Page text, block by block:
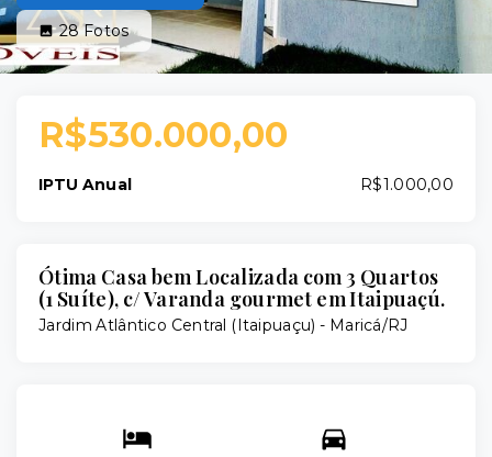
28Fotos
R$530.000,00
IPTU Anual R$1.000,00
Ótima Casa bem Localizada com 3 Quartos
(1 Suíte), c/ Varanda gourmet em Itaipuaçú.
Jardim Atlântico Central (Itaipuaçu) - Maricá/RJ